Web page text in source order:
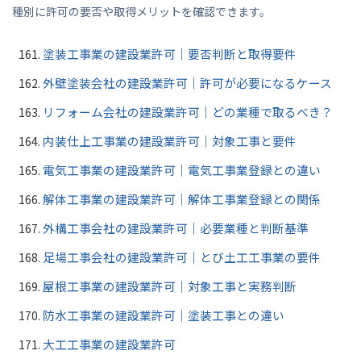
種別に許可の要否や取得メリットを確認できます。
塗装工事業の建設業許可｜要否判断と取得要件
外壁塗装会社の建設業許可｜許可が必要になるケース
リフォーム会社の建設業許可｜どの業種で取るべき？
内装仕上工事業の建設業許可｜対象工事と要件
電気工事業の建設業許可｜電気工事業登録との違い
解体工事業の建設業許可｜解体工事業登録との関係
外構工事会社の建設業許可｜必要業種と判断基準
足場工事会社の建設業許可｜とび土工工事業の要件
屋根工事業の建設業許可｜対象工事と実務判断
防水工事業の建設業許可｜塗装工事との違い
大工工事業の建設業許可